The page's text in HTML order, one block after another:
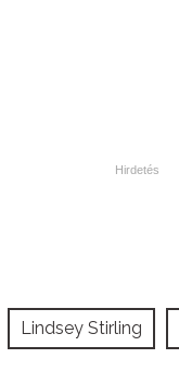
Lindsey Stirling